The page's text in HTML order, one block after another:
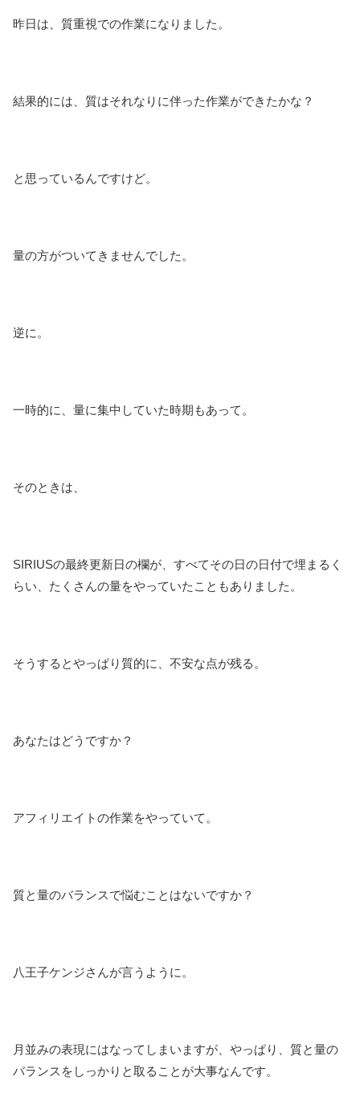
昨日は、質重視での作業になりました。
結果的には、質はそれなりに伴った作業ができたかな？
と思っているんですけど。
量の方がついてきませんでした。
逆に。
一時的に、量に集中していた時期もあって。
そのときは、
SIRIUSの最終更新日の欄が、すべてその日の日付で埋まるく
らい、たくさんの量をやっていたこともありました。
そうするとやっぱり質的に、不安な点が残る。
あなたはどうですか？
アフィリエイトの作業をやっていて。
質と量のバランスで悩むことはないですか？
八王子ケンジさんが言うように。
月並みの表現にはなってしまいますが、やっぱり、質と量の
バランスをしっかりと取ることが大事なんです。